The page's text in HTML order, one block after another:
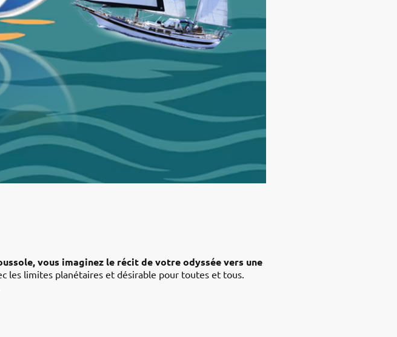
vous imaginez le récit de votre odyssée vers une
les limites planétaires et désirable pour toutes et tous.